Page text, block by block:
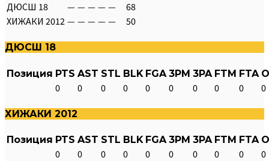
ДЮСШ 18 — — — — —
68
ХИЖАКИ 2012 — — — — — 50
ДЮСШ 18
Позиция PTS AST STL BLK FGA 3PM 3PA FTM FTA
0 0 0 0 0 0 0 0 0 0
ХИЖАКИ 2012
Позиция PTS AST STL BLK FGA 3PM 3PA FTM FTA
0 0 0 0 0 0 0 0 0 0